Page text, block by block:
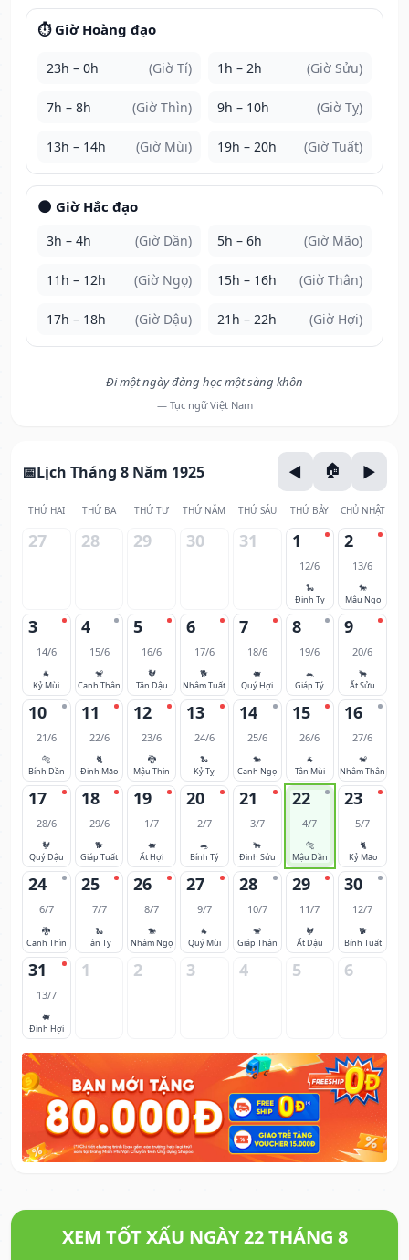
⏱️ Giờ Hoàng đạo
23h – 0h (Giờ Tí) 1h – 2h (Giờ Sửu)
7h – 8h (Giờ Thìn) 9h – 10h (Giờ Tỵ)
13h – 14h (Giờ Mùi) 19h – 20h (Giờ Tuất)
🌑 Giờ Hắc đạo
3h – 4h (Giờ Dần) 5h – 6h (Giờ Mão)
11h – 12h (Giờ Ngọ) 15h – 16h (Giờ Thân)
17h – 18h (Giờ Dậu) 21h – 22h (Giờ Hợi)
Đi một ngày đàng học một sàng khôn
— Tục ngữ Việt Nam
Lịch Tháng 8 Năm 1925
THỨ HAI THỨ BA THỨ TƯ THỨ NĂM THỨ SÁU THỨ BẢY CHỦ NHẬT
27 28 29 30 31 1
12/6
🐍
Đinh Tỵ
2
13/6
🐎
Mậu Ngọ
3
14/6
🐐
Kỷ Mùi
4
15/6
🐒
Canh Thân
5
16/6
🐓
Tân Dậu
6
17/6
🐕
Nhâm Tuất
7
18/6
🐖
Quý Hợi
8
19/6
🐀
Giáp Tý
9
20/6
🐂
Ất Sửu
10
21/6
🐅
Bính Dần
11
22/6
🐈
Đinh Mão
12
23/6
🐉
Mậu Thìn
13
24/6
🐍
Kỷ Tỵ
14
25/6
🐎
Canh Ngọ
15
26/6
🐐
Tân Mùi
16
27/6
🐒
Nhâm Thân
17
28/6
🐓
Quý Dậu
18
29/6
🐕
Giáp Tuất
19
1/7
🐖
Ất Hợi
20
2/7
🐀
Bính Tý
21
3/7
🐂
Đinh Sửu
22
4/7
🐅
Mậu Dần
23
5/7
🐈
Kỷ Mão
24
6/7
🐉
Canh Thìn
25
7/7
🐍
Tân Tỵ
26
8/7
🐎
Nhâm Ngọ
27
9/7
🐐
Quý Mùi
28
10/7
🐒
Giáp Thân
29
11/7
🐓
Ất Dậu
30
12/7
🐕
Bính Tuất
31
13/7
🐖
Đinh Hợi
1 2 3 4 5 6
XEM TỐT XẤU NGÀY 22 THÁNG 8